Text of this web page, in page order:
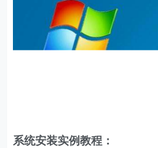
系统安装实例教程：